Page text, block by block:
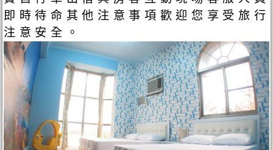
即時待命其他注意事項歡迎您享受旅行
注意安全。